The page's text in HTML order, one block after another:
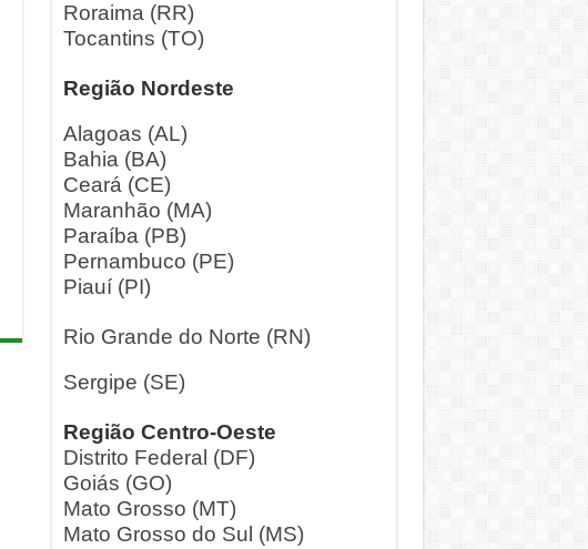
Roraima (RR)
Tocantins (TO)
Região Nordeste
Alagoas (AL)
Bahia (BA)
Ceará (CE)
Maranhão (MA)
Paraíba (PB)
Pernambuco (PE)
Piauí (PI)
Rio Grande do Norte (RN)
Sergipe (SE)
Região Centro-Oeste
Distrito Federal (DF)
Goiás (GO)
Mato Grosso (MT)
Mato Grosso do Sul (MS)